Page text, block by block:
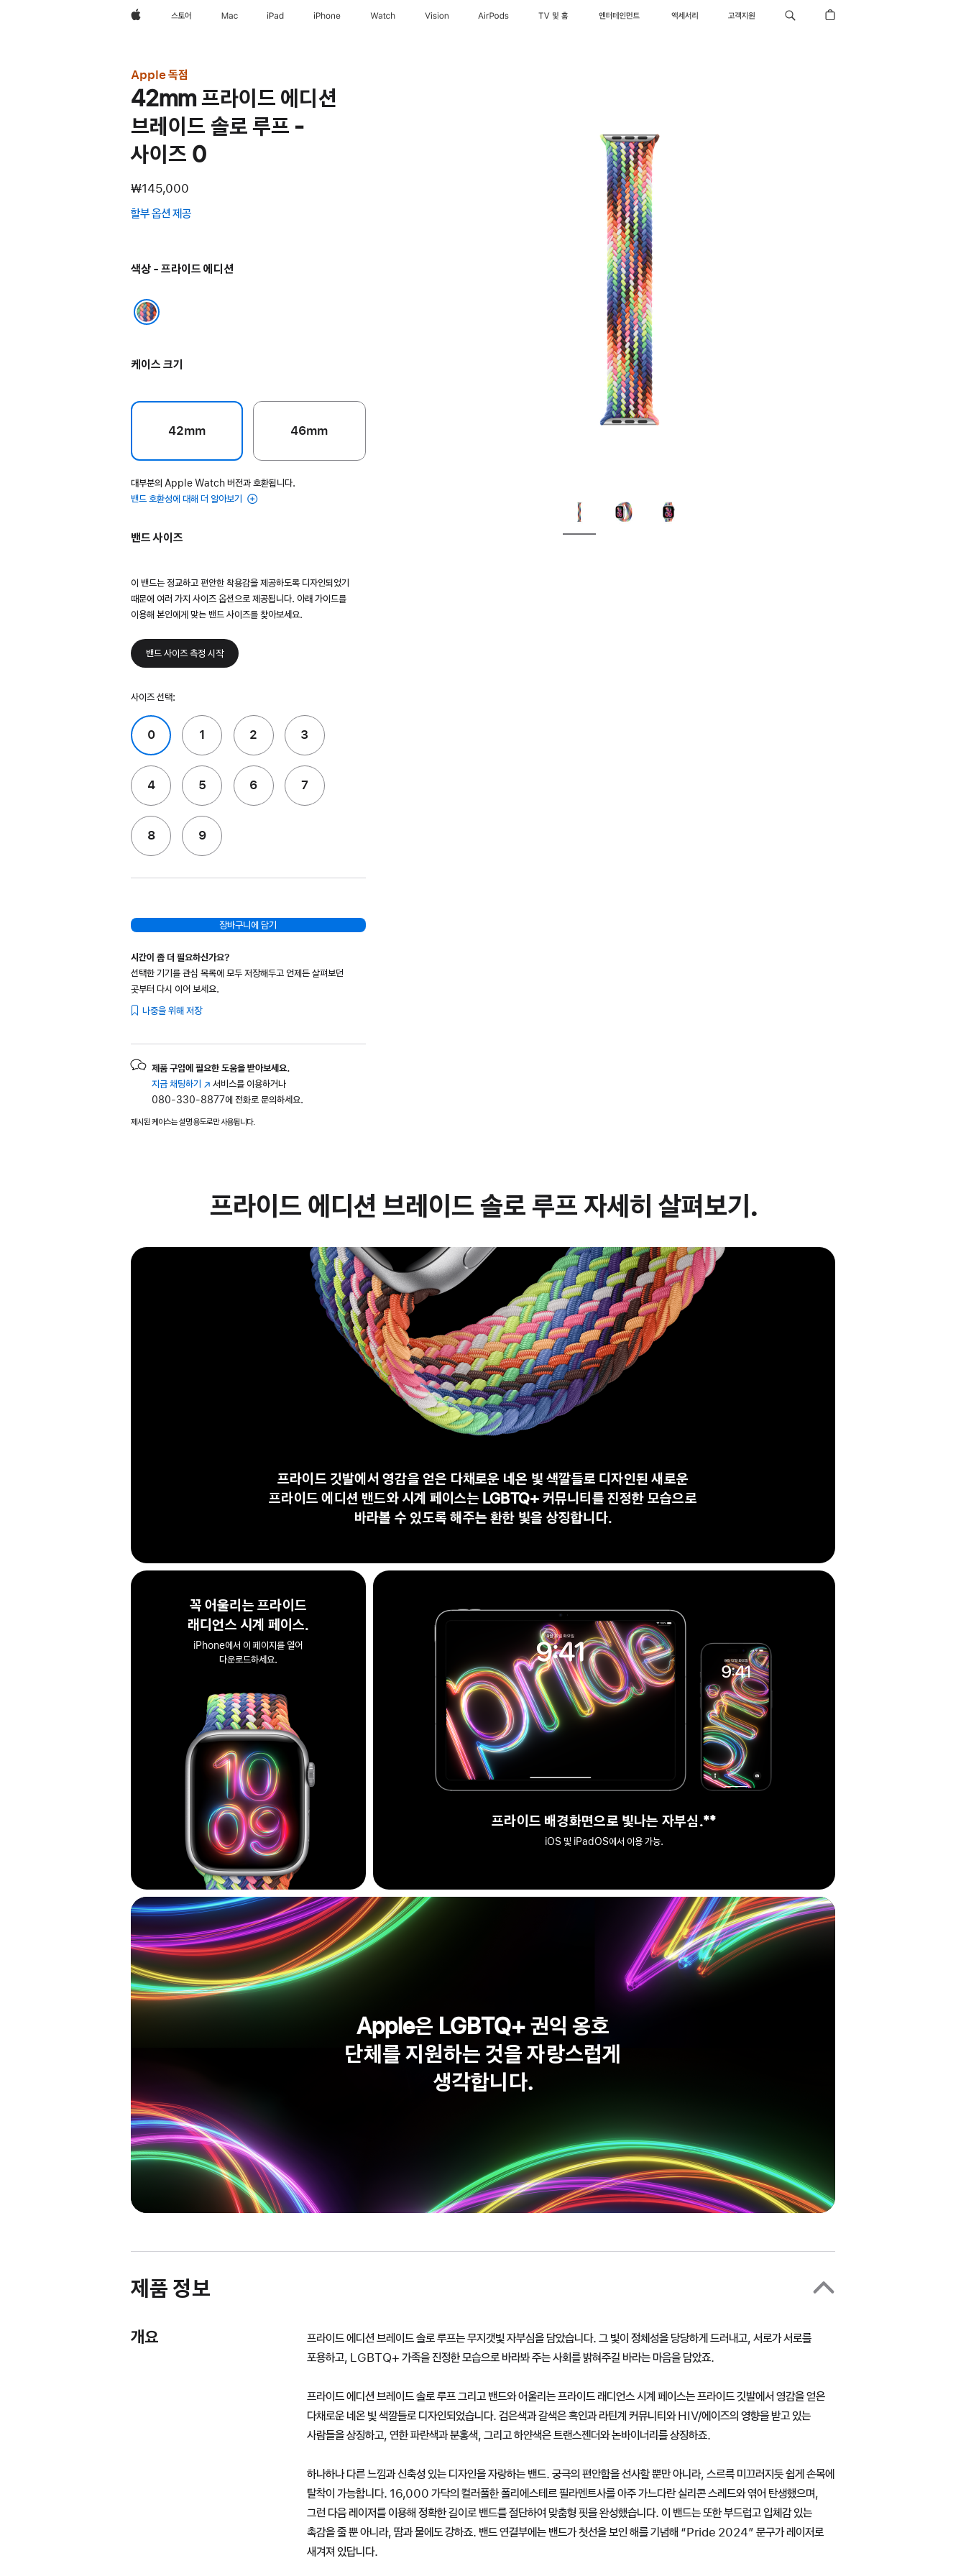
Apple스토어 Mac iPad iPhone Watch Vision AirPods TV 및 홈 엔터테인먼트 액세서리 고객지원
Apple 독점
42mm 프라이드 에디션
브레이드 솔로 루프 -
사이즈 0
₩145,000
할부 옵션 제공
색상 - 프라이드 에디션
케이스 크기
42mm 46mm
대부분의 Apple Watch 버전과 호환됩니다.
밴드 호환성에 대해 더 알아보기
밴드 사이즈
이 밴드는 정교하고 편안한 착용감을 제공하도록 디자인되었기
때문에 여러 가지 사이즈 옵션으로 제공됩니다. 아래 가이드를
이용해 본인에게 맞는 밴드 사이즈를 찾아보세요.
밴드 사이즈 측정 시작
사이즈 선택:
0 1 2 3
4 5 6 7
8 9
장바구니에 담기
시간이 좀 더 필요하신가요?
선택한 기기를 관심 목록에 모두 저장해두고 언제든 살펴보던
곳부터 다시 이어 보세요.
나중을 위해 저장
제품 구입에 필요한 도움을 받아보세요.
지금 채팅하기 (새
창에서
열림)
서비스를 이용하거나
080-330-8877에 전화로 문의하세요.
제시된 케이스는 설명 용도로만 사용됩니다.
프라이드 에디션 브레이드 솔로 루프 자세히 살펴보기.
프라이드 깃발에서 영감을 얻은 다채로운 네온 빛 색깔들로 디자인된 새로운
프라이드 에디션 밴드와 시계 페이스는 LGBTQ+ 커뮤니티를 진정한 모습으로
바라볼 수 있도록 해주는 환한 빛을 상징합니다.
꼭 어울리는 프라이드
래디언스 시계 페이스.
iPhone에서 이 페이지를 열어
다운로드하세요.
프라이드 배경화면으로 빛나는 자부심.각주
**
iOS 및 iPadOS에서 이용 가능.
Apple은 LGBTQ+ 권익 옹호
단체를 지원하는 것을 자랑스럽게
생각합니다.
제품 정보
개요
프라이드 에디션 브레이드 솔로 루프는 무지갯빛 자부심을 담았습니다. 그 빛이 정체성을 당당하게 드러내고, 서로가 서로를
포용하고, LGBTQ+ 가족을 진정한 모습으로 바라봐 주는 사회를 밝혀주길 바라는 마음을 담았죠.
프라이드 에디션 브레이드 솔로 루프 그리고 밴드와 어울리는 프라이드 래디언스 시계 페이스는 프라이드 깃발에서 영감을 얻은
다채로운 네온 빛 색깔들로 디자인되었습니다. 검은색과 갈색은 흑인과 라틴계 커뮤니티와 HIV/에이즈의 영향을 받고 있는
사람들을 상징하고, 연한 파란색과 분홍색, 그리고 하얀색은 트랜스젠더와 논바이너리를 상징하죠.
하나하나 다른 느낌과 신축성 있는 디자인을 자랑하는 밴드. 궁극의 편안함을 선사할 뿐만 아니라, 스르륵 미끄러지듯 쉽게 손목에
탈착이 가능합니다. 16,000 가닥의 컬러풀한 폴리에스테르 필라멘트사를 아주 가느다란 실리콘 스레드와 엮어 탄생했으며,
그런 다음 레이저를 이용해 정확한 길이로 밴드를 절단하여 맞춤형 핏을 완성했습니다. 이 밴드는 또한 부드럽고 입체감 있는
촉감을 줄 뿐 아니라, 땀과 물에도 강하죠. 밴드 연결부에는 밴드가 첫선을 보인 해를 기념해 “Pride 2024” 문구가 레이저로
새겨져 있답니다.